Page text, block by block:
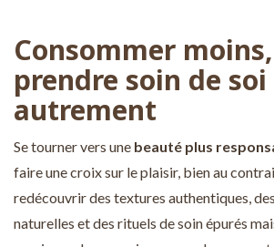
Consommer moins,
prendre soin de soi
autrement
Se tourner vers une beauté plus
faire une croix sur le plaisir, bien au
redécouvrir des textures authentiques,
naturelles et des rituels de soin épurés